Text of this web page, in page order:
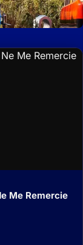
Me Remercie